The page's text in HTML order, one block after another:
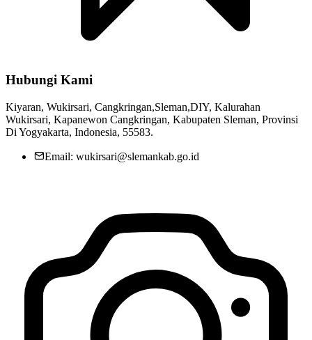
Hubungi Kami
Kiyaran, Wukirsari, Cangkringan,Sleman,DIY, Kalurahan
Wukirsari, Kapanewon Cangkringan, Kabupaten Sleman, Provinsi
Di Yogyakarta, Indonesia, 55583.
Email: wukirsari@slemankab.go.id